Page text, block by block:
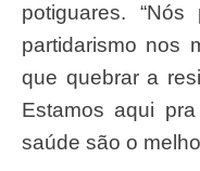
potiguares.
partidarismo nos
que quebrar a
Estamos aqui
saúde são o